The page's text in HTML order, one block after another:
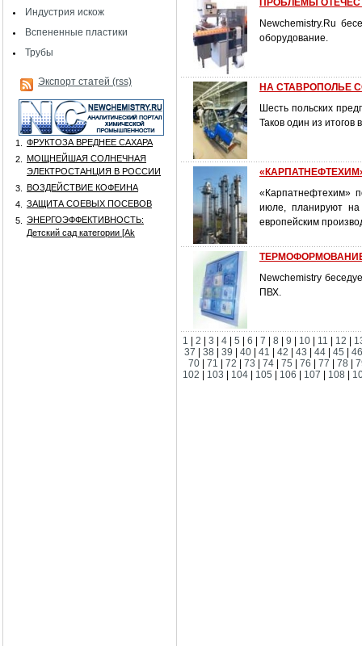
Индустрия искож
Вспененные пластики
Трубы
Экспорт статей (rss)
1.
ФРУКТОЗА ВРЕДНЕЕ САХАРА
2.
МОЩНЕЙШАЯ СОЛНЕЧНАЯ
ЭЛЕКТРОСТАНЦИЯ В РОССИИ
3.
ВОЗДЕЙСТВИЕ КОФЕИНА
4.
ЗАЩИТА СОЕВЫХ ПОСЕВОВ
5.
ЭНЕРГОЭФФЕКТИВНОСТЬ:
Детский сад категории [Аk
ПРОБЛЕМЫ
Newchemistry.Ru
оборудование.
НА СТАВРОПОЛЬЕ
Шесть польских
Таков один из итогов
«Карпатнефтехим»
июле, планируют на
европейским
ТЕРМОФОРМОВАНИЕ:
Newchemistry
ПВХ.
1 2 3 4 5 6 7 8 9 10 11 12
37
|38 |39 |40 |41 |42 |43 |44 |45 |
70
71 72 73 74 75 76 77 78
102
103 104 105 106 107 108